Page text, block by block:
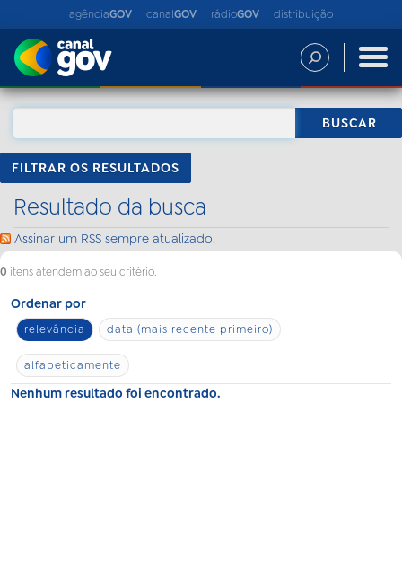
agênciaGOV canalGOV rádioGOV distribuição
FILTRAR OS RESULTADOS
Resultado da busca
Assinar um RSS sempre atualizado.
0 itens atendem ao seu critério.
Ordenar por
relevância data (mais recente primeiro)
alfabeticamente
Nenhum resultado foi encontrado.